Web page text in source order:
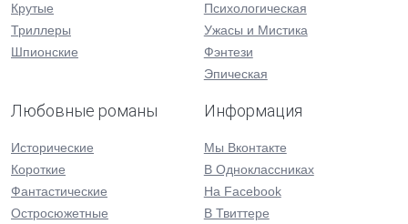
Крутые
Триллеры
Шпионские
Психологическая
Ужасы и Мистика
Фэнтези
Эпическая
Любовные романы
Исторические
Короткие
Фантастические
Остросюжетные
Информация
Мы Вконтакте
В Одноклассниках
На Facebook
В Твиттере